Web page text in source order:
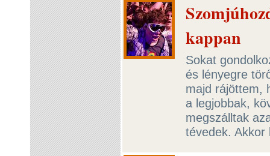
kappan
Sokat
és lényegre
majd rájöttem,
a legjobbak,
megszálltak
tévedek.